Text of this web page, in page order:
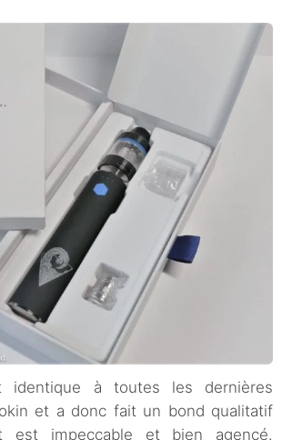
identique à toutes les dernières
et a donc fait un bond qualitatif
est impeccable et bien agencé.